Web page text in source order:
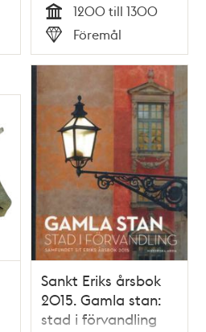
Tid
1200 till 1300
Typ
Föremål
Sankt Eriks årsbok
2015. Gamla stan:
stad i förvandling